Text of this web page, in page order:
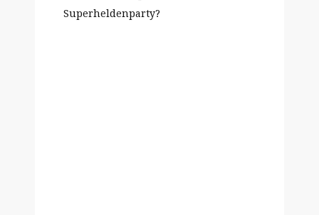
Superheldenparty?